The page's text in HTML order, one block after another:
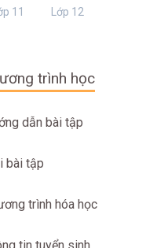
11 Lớp 12
trình học
dẫn bài tập
bài tập
trình hóa học